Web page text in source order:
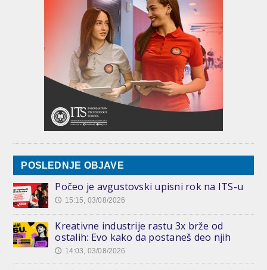
POSLEDNJE OBJAVE
Počeo je avgustovski upisni rok na ITS-u
🕔 15:15, 03/08/2026
Kreativne industrije rastu 3x brže od
ostalih: Evo kako da postaneš deo njih
🕔 14:03, 03/08/2026